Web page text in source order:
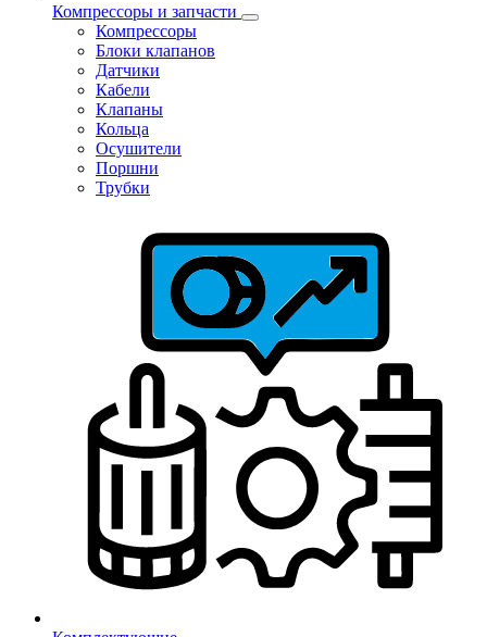
Компрессоры и запчасти
Компрессоры
Блоки клапанов
Датчики
Кабели
Клапаны
Кольца
Осушители
Поршни
Трубки